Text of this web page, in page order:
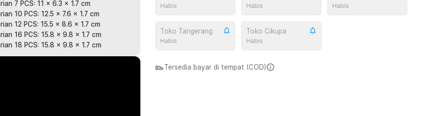
Membersihkan kulit mati secara
juga akan merasa lebih nyaman karena
7 PCS: 11 x 6.3 x 1.7 cm
10 PCS: 12.5 x 7.6 x 1.7 cm
12 PCS: 15.5 x 8.6 x 1.7 cm
16 PCS: 15.8 x 9.8 x 1.7 cm
18 PCS: 15.8 x 9.8 x 1.7 cm
Habis Habis Habis
Toko Tangerang
Habis
Toko Cikupa
Habis
Tersedia bayar di tempat (COD)